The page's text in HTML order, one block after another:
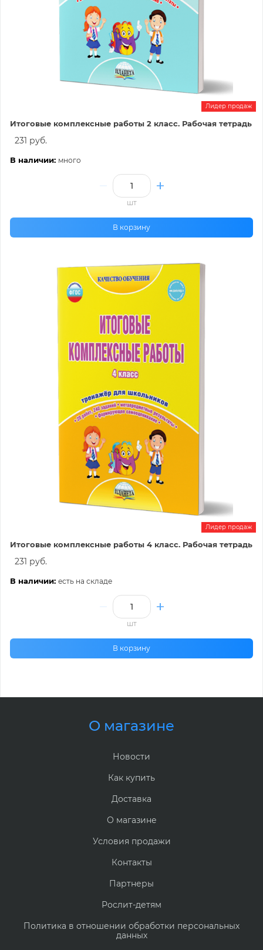
Лидер продаж
Итоговые комплексные работы 2 класс. Рабочая тетрадь
231 руб.
В наличии: много
шт
В корзину
Лидер продаж
Итоговые комплексные работы 4 класс. Рабочая тетрадь
231 руб.
В наличии: есть на складе
шт
В корзину
О магазине
Новости
Как купить
Доставка
О магазине
Условия продажи
Контакты
Партнеры
Рослит-детям
Политика в отношении обработки персональных
данных